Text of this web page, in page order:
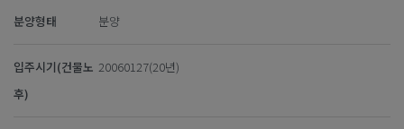
분양형태 분양
입주시기(건물노
후)
20060127(20년)